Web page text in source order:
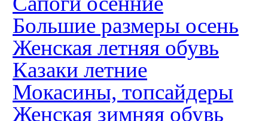
Большие размеры осень
Женская летняя обувь
Казаки летние
Мокасины, топсайдеры
Женская зимняя обувь